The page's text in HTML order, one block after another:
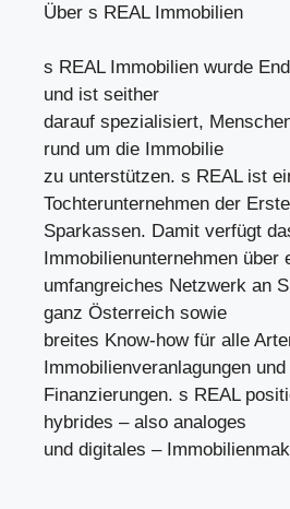
Über s REAL Immobilien
s REAL Immobilien wurde
und ist seither
darauf spezialisiert,
rund um die Immobilie
zu unterstützen. s REAL ist
Tochterunternehmen der
Sparkassen. Damit verfügt
Immobilienunternehmen über
umfangreiches Netzwerk an
ganz Österreich sowie
breites Know-how für alle
Immobilienveranlagungen und
Finanzierungen. s REAL
hybrides – also analoges
und digitales –